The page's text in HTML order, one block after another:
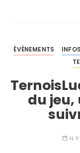
ÉVÈNEMENTS
du jeu,
IL